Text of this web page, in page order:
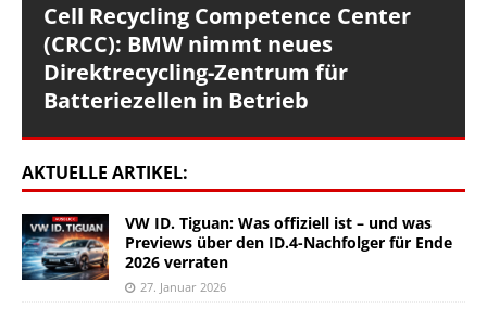
Cell Recycling Competence Center
(CRCC): BMW nimmt neues
Direktrecycling-Zentrum für
Batteriezellen in Betrieb
AKTUELLE ARTIKEL:
VW ID. Tiguan: Was offiziell ist – und was
Previews über den ID.4-Nachfolger für Ende
2026 verraten
27. Januar 2026